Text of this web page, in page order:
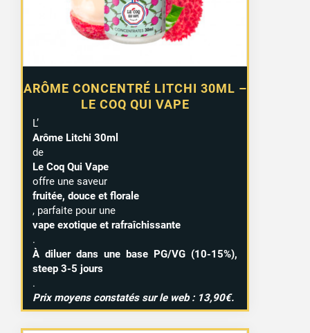
ARÔME CONCENTRÉ LITCHI 30ML –
LE COQ QUI VAPE
L’
Arôme Litchi 30ml
de
Le Coq Qui Vape
offre une saveur
fruitée, douce et florale
, parfaite pour une
vape exotique et rafraîchissante
.
À diluer dans une base PG/VG (10-15%),
steep 3-5 jours
.
Prix moyens constatés sur le web : 13,90€.